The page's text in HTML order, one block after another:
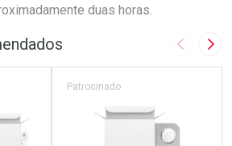
duas horas.
Imagem
Patrocinado